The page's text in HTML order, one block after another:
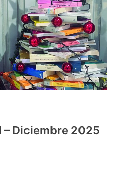
– Diciembre 2025